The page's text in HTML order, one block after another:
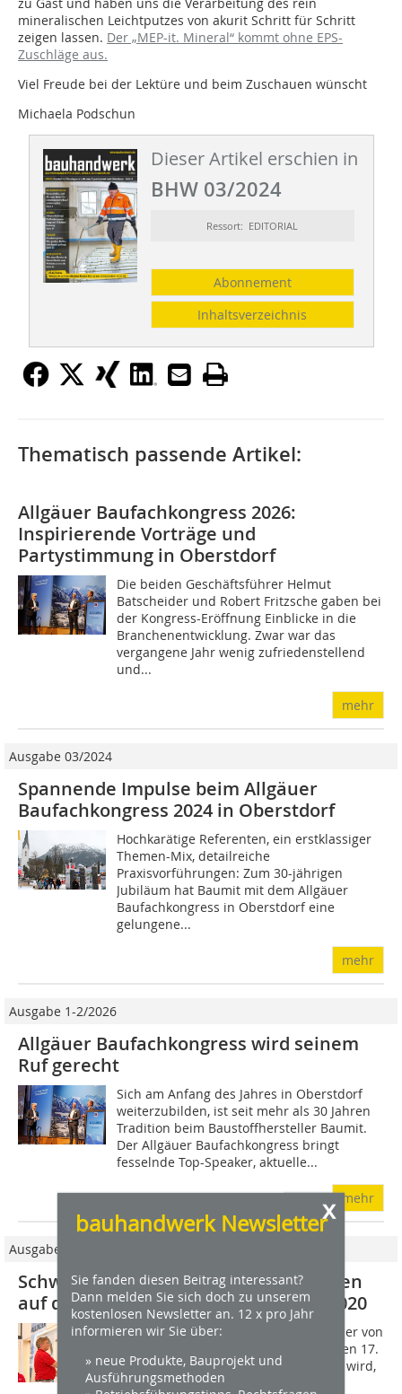
zu Gast und haben uns die Verarbeitung des rein
mineralischen Leichtputzes von akurit Schritt für Schritt
zeigen lassen. Der „MEP-it. Mineral“ kommt ohne EPS-
Zuschläge aus.
Viel Freude bei der Lektüre und beim Zuschauen wünscht
Michaela Podschun
Dieser Artikel erschien in
BHW 03/2024
Ressort: EDITORIAL
Abonnement
Inhaltsverzeichnis
x
bauhandwerk Newsletter
Sie fanden diesen Beitrag interessant?
Dann melden Sie sich doch zu unserem
kostenlosen Newsletter an. 12 x pro Jahr
informieren wir Sie über:
» neue Produkte, Bauprojekt und
Ausführungsmethoden
Thematisch passende Artikel:
Allgäuer Baufachkongress 2026:
Inspirierende Vorträge und
Partystimmung in Oberstdorf
Die beiden Geschäftsführer Helmut
Batscheider und Robert Fritzsche gaben bei
der Kongress-Eröffnung Einblicke in die
Branchenentwicklung. Zwar war das
vergangene Jahr wenig zufriedenstellend
und...
mehr
Ausgabe 03/2024
Spannende Impulse beim Allgäuer
Baufachkongress 2024 in Oberstdorf
Hochkarätige Referenten, ein erstklassiger
Themen-Mix, detailreiche
Praxisvorführungen: Zum 30-jährigen
Jubiläum hat Baumit mit dem Allgäuer
Baufachkongress in Oberstdorf eine
gelungene...
mehr
Ausgabe 1-2/2026
Allgäuer Baufachkongress wird seinem
Ruf gerecht
Sich am Anfang des Jahres in Oberstdorf
weiterzubilden, ist seit mehr als 30 Jahren
Tradition beim Baustoffhersteller Baumit.
Der Allgäuer Baufachkongress bringt
fesselnde Top-Speaker, aktuelle...
mehr
Ausgabe 11/2019
Schwerpunkte und Praxisvorführungen
auf dem Allgäuer Baufachkongress 2020
Der Allgäuer Baufachkongress 2020, der von
Mittwoch den 15. Januar bis Freitag den 17.
Januar 2020 in Oberstdorf stattfinden wird,
ist eine seit Jahrzehnten bewährte